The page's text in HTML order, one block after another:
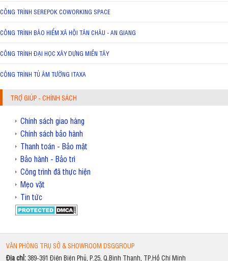
CÔNG TRÌNH SEREPOK COWORKING SPACE
CÔNG TRÌNH BẢO HIỂM XÃ HỘI TÂN CHÂU - AN GIANG
CÔNG TRÌNH ĐẠI HỌC XÂY DỰNG MIỀN TÂY
CÔNG TRÌNH TỦ ÂM TƯỜNG ITAXA
TRỢ GIÚP - CHÍNH SÁCH
Chính sách giao hàng
Chính sách bảo hành
Thanh toán - Bảo mật
Bảo hành - Bảo trì
Công trình đã thực hiện
Mẹo vặt
Tin tức
VĂN PHÒNG TRỤ SỞ & SHOWROOM DSGGROUP
Địa chỉ: 389-391 Điện Biên Phủ, P.25, Q.Bình Thạnh, TP.Hồ Chí Minh